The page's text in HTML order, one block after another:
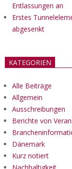
Entlassungen an
Erstes
abgesenkt
KATEGORIEN
Alle Beiträge
Allgemein
Ausschreibungen
Berichte von
Dänemark
Kurz notiert